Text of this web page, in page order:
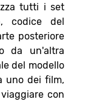
tutti i set
codice del
posteriore
da un'altra
del modello
uno dei film,
con